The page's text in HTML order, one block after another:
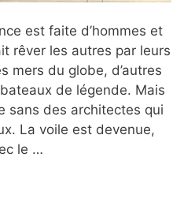
est faite d’hommes et
rêver les autres par leurs
mers du globe, d’autres
de légende. Mais
sans des architectes qui
La voile est devenue,
le …